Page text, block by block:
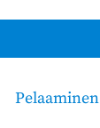
Pelaaminen